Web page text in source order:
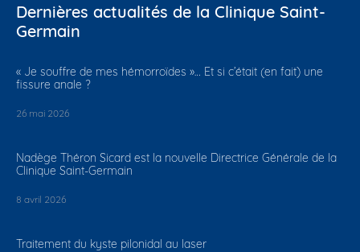
Dernières actualités de la Clinique Saint-
Germain
​« Je souffre de mes hémorroïdes »… Et si c’était (en fait) une
fissure anale ?
26 mai 2026
Nadège Théron Sicard est la nouvelle Directrice Générale de la
Clinique Saint-Germain
8 avril 2026
Traitement du kyste pilonidal au laser